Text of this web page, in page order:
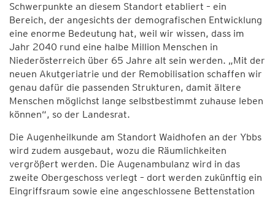
Schwerpunkte an diesem Standort etabliert – ein
Bereich, der angesichts der demografischen Entwicklung
eine enorme Bedeutung hat, weil wir wissen, dass im
Jahr 2040 rund eine halbe Million Menschen in
Niederösterreich über 65 Jahre alt sein werden. „Mit der
neuen Akutgeriatrie und der Remobilisation schaffen wir
genau dafür die passenden Strukturen, damit ältere
Menschen möglichst lange selbstbestimmt zuhause leben
können“, so der Landesrat.
Die Augenheilkunde am Standort Waidhofen an der Ybbs
wird zudem ausgebaut, wozu die Räumlichkeiten
vergrößert werden. Die Augenambulanz wird in das
zweite Obergeschoss verlegt – dort werden zukünftig ein
Eingriffsraum sowie eine angeschlossene Bettenstation